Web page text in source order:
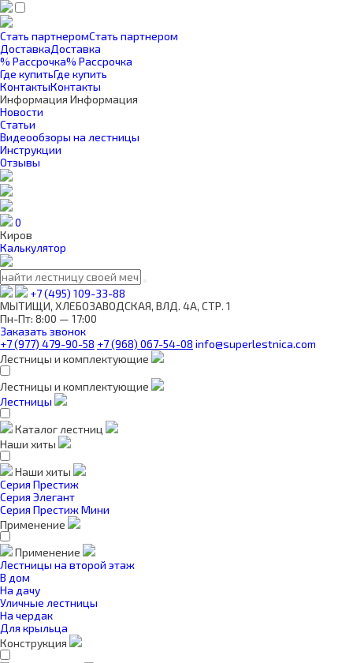
Стать партнеромСтать партнером
ДоставкаДоставка
% Рассрочка% Рассрочка
Где купитьГде купить
КонтактыКонтакты
Информация Информация
Новости
Статьи
Видеообзоры на лестницы
Инструкции
Отзывы
0
Киров
Калькулятор
+7 (495) 109-33-88
МЫТИЩИ, ХЛЕБОЗАВОДСКАЯ, ВЛД. 4А, СТР. 1
Пн-Пт: 8:00 — 17:00
Заказать звонок
+7 (977) 479-90-58 +7 (968) 067-54-08 info@superlestnica.com
Лестницы и комплектующие
Лестницы и комплектующие
Лестницы
Каталог лестниц
Наши хиты
Наши хиты
Серия Престиж
Серия Элегант
Серия Престиж Мини
Применение
Применение
Лестницы на второй этаж
В дом
На дачу
Уличные лестницы
На чердак
Для крыльца
Конструкция